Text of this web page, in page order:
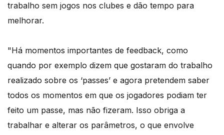
trabalho sem jogos nos clubes e dão tempo para
melhorar.
"Há momentos importantes de feedback, como
quando por exemplo dizem que gostaram do trabalho
realizado sobre os ‘passes’ e agora pretendem saber
todos os momentos em que os jogadores podiam ter
feito um passe, mas não fizeram. Isso obriga a
trabalhar e alterar os parâmetros, o que envolve